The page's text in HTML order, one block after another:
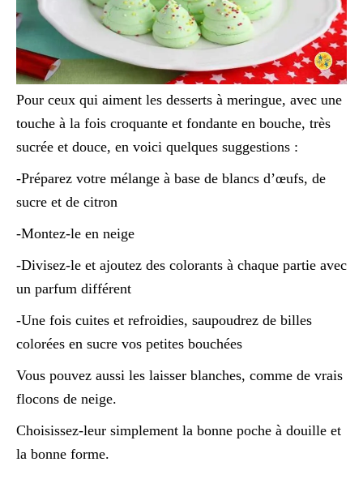
Pour ceux qui aiment les desserts à meringue, avec une
touche à la fois croquante et fondante en bouche, très
sucrée et douce, en voici quelques suggestions :
-Préparez votre mélange à base de blancs d’œufs, de
sucre et de citron
-Montez-le en neige
-Divisez-le et ajoutez des colorants à chaque partie avec
un parfum différent
-Une fois cuites et refroidies, saupoudrez de billes
colorées en sucre vos petites bouchées
Vous pouvez aussi les laisser blanches, comme de vrais
flocons de neige.
Choisissez-leur simplement la bonne poche à douille et
la bonne forme.